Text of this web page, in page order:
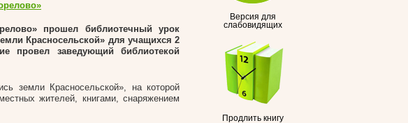
Версия для
слабовидящих
Продлить книгу
прошел библиотечный урок
Красносельской» для учащихся 2
заведующий библиотекой
земли Красносельской», на которой
жителей, книгами, снаряжением